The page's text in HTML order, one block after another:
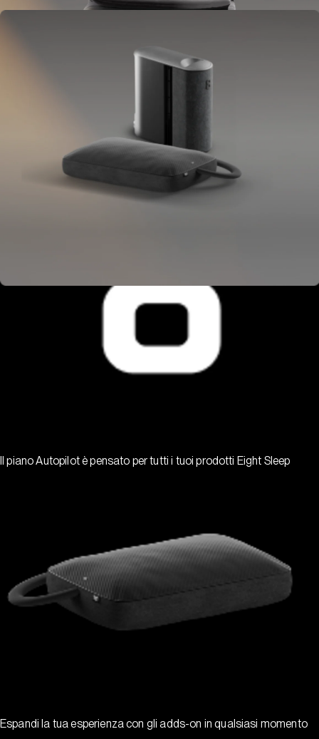
OPZIONALE
Il piano Autopilot è pensato per tutti i tuoi prodotti Eight Sleep
Espandi la tua esperienza con gli adds-on in qualsiasi momento